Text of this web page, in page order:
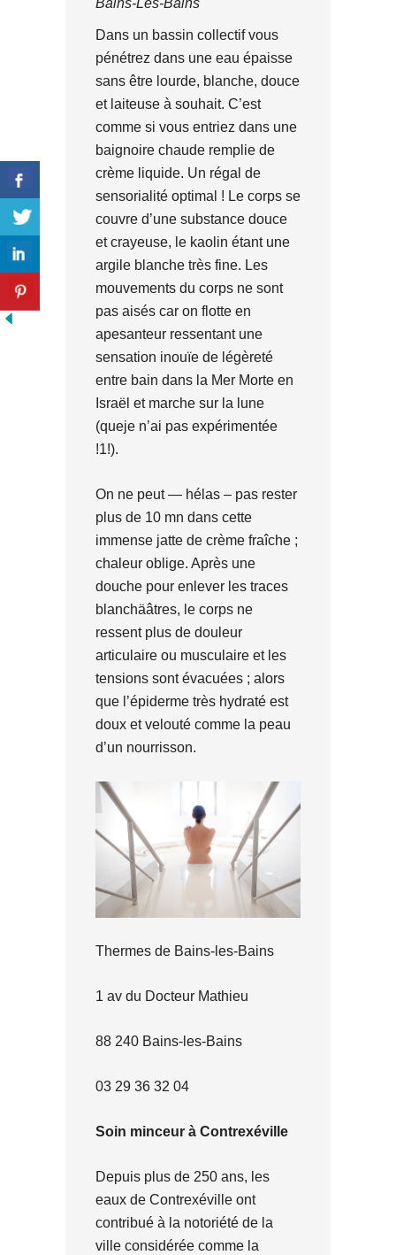
Dans un bassin collectif vous
pénétrez dans une eau épaisse
sans être lourde, blanche, douce
et laiteuse à souhait. C’est
comme si vous entriez dans une
baignoire chaude remplie de
crème liquide. Un régal de
sensorialité optimal ! Le corps se
couvre d’une substance douce
et crayeuse, le kaolin étant une
argile blanche très fine. Les
mouvements du corps ne sont
pas aisés car on flotte en
apesanteur ressentant une
sensation inouïe de légèreté
entre bain dans la Mer Morte en
Israël et marche sur la lune
(queje n’ai pas expérimentée
!1!).
On ne peut — hélas – pas rester
plus de 10 mn dans cette
immense jatte de crème fraîche ;
chaleur oblige. Après une
douche pour enlever les traces
blanchäâtres, le corps ne
ressent plus de douleur
articulaire ou musculaire et les
tensions sont évacuées ; alors
que l’épiderme très hydraté est
doux et velouté comme la peau
d’un nourrisson.
Thermes de Bains-les-Bains
1 av du Docteur Mathieu
88 240 Bains-les-Bains
03 29 36 32 04
Soin minceur à Contrexéville
Depuis plus de 250 ans, les
eaux de Contrexéville ont
contribué à la notoriété de la
ville considérée comme la